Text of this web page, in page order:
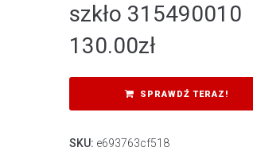
szkło 315490010
130.00zł
SPRAWDŹ TERAZ!
SKU: e693763cf518